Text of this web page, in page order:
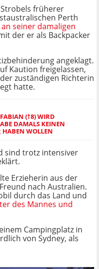
Strobels früherer
Perth
seiner damaligen
der er als Backpacker
angeklagt.
Kaution freigelassen,
zuständigen Richterin
hatte.
(†8) WIRD
DAMALS KEINEN
WOLLEN
sind trotz intensiver
Erzieherin aus der
nach Australien.
durch das Land und
des Mannes und
Campingplatz in
von Sydney, als